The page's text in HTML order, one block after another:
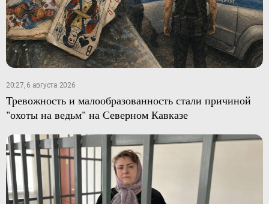
20:27, 6 августа 2026
Тревожность и малообразованность стали причиной
"охоты на ведьм" на Северном Кавказе